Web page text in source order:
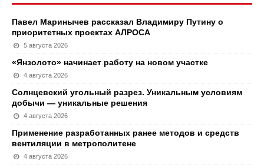
Павел Маринычев рассказал Владимиру Путину о
приоритетных проектах АЛРОСА
5 августа 2026
«Янзолото» начинает работу на новом участке
4 августа 2026
Солнцевский угольный разрез. Уникальным условиям
добычи — уникальные решения
4 августа 2026
Применение разработанных ранее методов и средств
вентиляции в метрополитене
4 августа 2026